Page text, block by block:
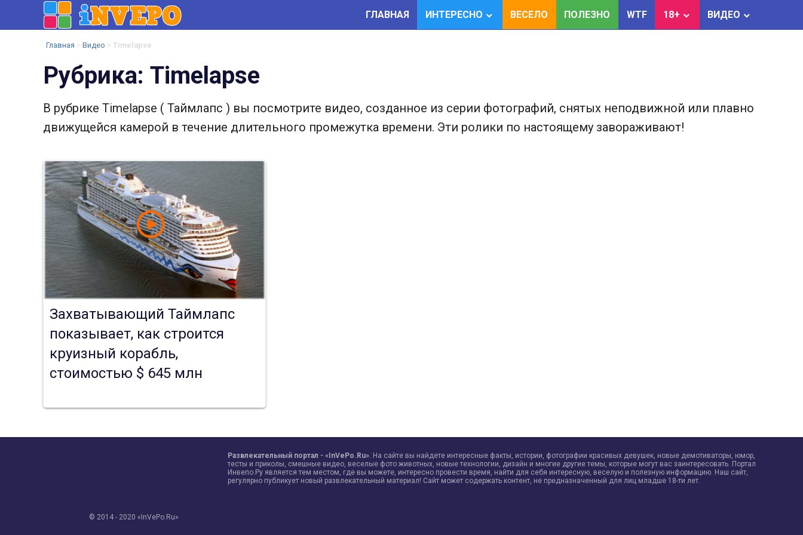
InVePo.Ru
Развлекательный
ГЛАВНАЯ ИНТЕРЕСНО ВЕСЕЛО ПОЛЕЗНО WTF 18+ ВИДЕО
Главная > Видео > Timelapse
Рубрика: Timelapse
В рубрике Timelapse ( Таймлапс ) вы посмотрите видео, созданное из серии фотографий, снятых неподвижной или плавно
движущейся камерой в течение длительного промежутка времени. Эти ролики по настоящему завораживают!
Захватывающий Таймлапс
показывает, как строится
круизный корабль,
стоимостью $ 645 млн
© 2014 - 2020 «InVePo.Ru»
Развлекательный портал - «InVePo.Ru». На сайте вы найдете интересные факты, истории, фотографии красивых девушек, новые демотиваторы, юмор,
тесты и приколы, смешные видео, веселые фото животных, новые технологии, дизайн и многие другие темы, которые могут вас заинтересовать. Портал
Инвепо.Ру является тем местом, где вы можете, интересно провести время, найти для себя интересную, веселую и полезную информацию. Наш сайт,
регулярно публикует новый развлекательный материал! Сайт может содержать контент, не предназначенный для лиц младше 18-ти лет.